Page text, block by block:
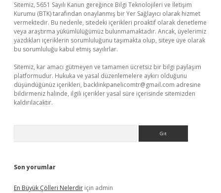
Sitemiz, 5651 Sayılı Kanun gereğince Bilgi Teknolojileri ve İletişim
Kurumu (BTK) tarafından onaylanmış bir Yer Sağlayıcı olarak hizmet
vermektedir. Bu nedenle, sitedeki içerikleri proaktif olarak denetleme
veya araştırma yükümlülüğümüz bulunmamaktadır. Ancak, üyelerimiz
yazdıkları içeriklerin sorumluluğunu taşımakta olup, siteye üye olarak
bu sorumluluğu kabul etmiş sayılırlar.
Sitemiz, kar amacı gütmeyen ve tamamen ücretsiz bir bilgi paylaşım
platformudur. Hukuka ve yasal düzenlemelere aykırı olduğunu
düşündüğünüz içerikleri, backlinkpanelicomtr@gmail.com adresine
bildirmeniz halinde, ilgili içerikler yasal süre içerisinde sitemizden
kaldırılacaktır.
Son yorumlar
En Büyük Çölleri Nelerdir için admin